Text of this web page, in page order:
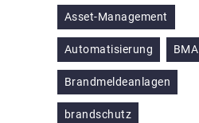
Asset-Management
Automatisierung BMA
Brandmeldeanlagen
brandschutz